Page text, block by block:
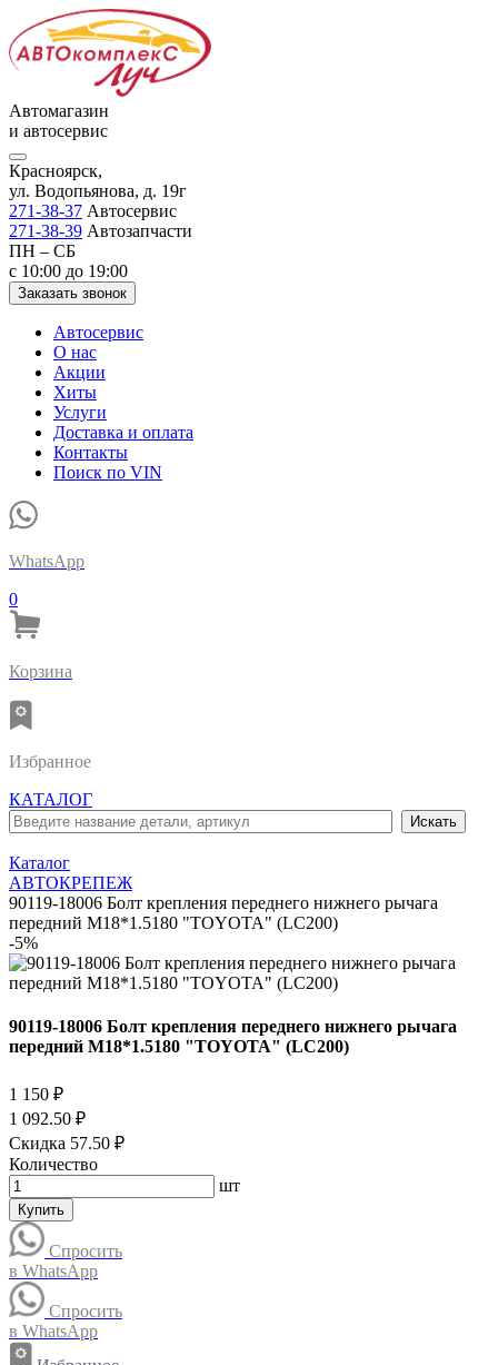
Автомагазин
и автосервис
Красноярск,
ул. Водопьянова, д. 19г
271-38-37 Автосервис
271-38-39 Автозапчасти
ПН – СБ
с 10:00 до 19:00
Заказать звонок
Автосервис
О нас
Акции
Хиты
Услуги
Доставка и оплата
Контакты
Поиск по VIN
WhatsApp
0
Корзина
Избранное
КАТАЛОГ
Каталог
АВТОКРЕПЕЖ
90119-18006 Болт крепления переднего нижнего рычага
передний M18*1.5180 "TOYOTA" (LC200)
-5%
90119-18006 Болт крепления переднего нижнего рычага
передний M18*1.5180 "TOYOTA" (LC200)
1 150 ₽
1 092.50 ₽
Скидка 57.50 ₽
Количество
шт
Купить
Спросить
в WhatsApp
Спросить
в WhatsApp